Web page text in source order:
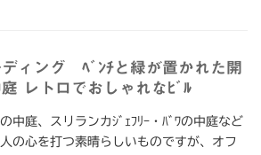
ィング ﾍﾞﾝﾁと緑が置かれた開
レトロでおしゃれなﾋﾞﾙ
中庭、スリランカｼﾞｪﾌﾘｰ・ﾊﾞﾜの中庭など
の心を打つ素晴らしいものですが、オフ